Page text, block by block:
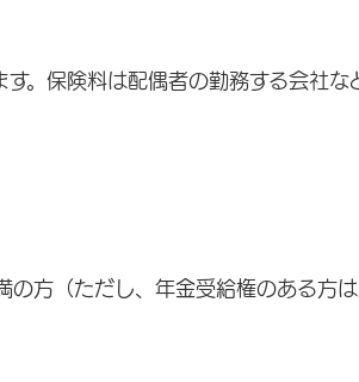
保険料は配偶者の勤務する会社な
方（ただし、年金受給権のある方は